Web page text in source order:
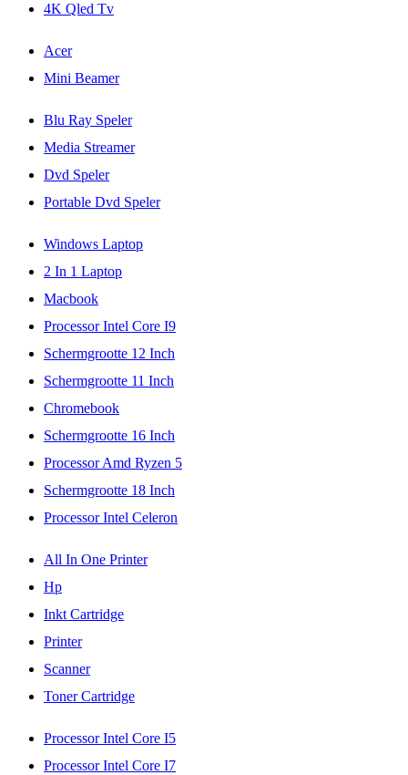
4K Qled Tv
Acer
Mini Beamer
Blu Ray Speler
Media Streamer
Dvd Speler
Portable Dvd Speler
Windows Laptop
2 In 1 Laptop
Macbook
Processor Intel Core I9
Schermgrootte 12 Inch
Schermgrootte 11 Inch
Chromebook
Schermgrootte 16 Inch
Processor Amd Ryzen 5
Schermgrootte 18 Inch
Processor Intel Celeron
All In One Printer
Hp
Inkt Cartridge
Printer
Scanner
Toner Cartridge
Processor Intel Core I5
Processor Intel Core I7